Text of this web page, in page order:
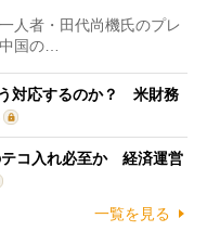
人者・田代尚機氏のプレ
国の…
対応するのか？ 米財務
テコ入れ必至か 経済運営
一覧を見る